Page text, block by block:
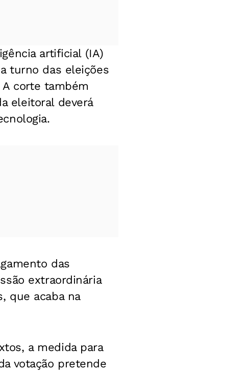
artificial (IA)
turno das eleições
corte também
eleitoral deverá
das
extraordinária
que acaba na
a medida para
votação pretende